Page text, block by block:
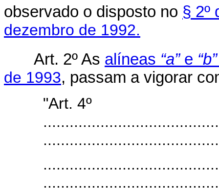
observado o disposto no § 2º
dezembro de 1992.
Art. 2º As alíneas “a” e
de 1993, passam a vigorar
"Art. 4º